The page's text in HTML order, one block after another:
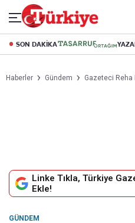
SON DAKİKA
Haberler Gündem Gazeteci Reha
Linke Tıkla, Türkiye
Ekle!
GÜNDEM